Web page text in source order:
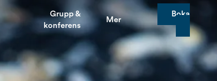
Grupp &
konferens
Mer
Boka